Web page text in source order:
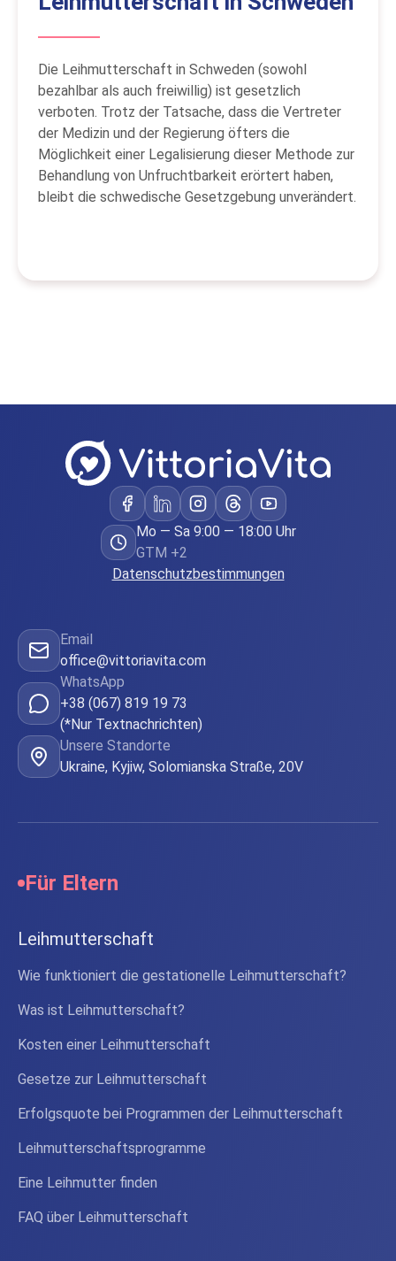
Die Leihmutterschaft in Schweden (sowohl
bezahlbar als auch freiwillig) ist gesetzlich
verboten. Trotz der Tatsache, dass die Vertreter
der Medizin und der Regierung öfters die
Möglichkeit einer Legalisierung dieser Methode zur
Behandlung von Unfruchtbarkeit erörtert haben,
bleibt die schwedische Gesetzgebung unverändert.
Mo — Sa 9:00 — 18:00 Uhr
GTM +2
Datenschutzbestimmungen
Email
office@vittoriavita.com
WhatsApp
+38 (067) 819 19 73
(*Nur Textnachrichten)
Unsere Standorte
Ukraine, Kyjiw, Solomianska Straße, 20V
Für Eltern
Leihmutterschaft
Wie funktioniert die gestationelle Leihmutterschaft?
Was ist Leihmutterschaft?
Kosten einer Leihmutterschaft
Gesetze zur Leihmutterschaft
Erfolgsquote bei Programmen der Leihmutterschaft
Leihmutterschaftsprogramme
Eine Leihmutter finden
FAQ über Leihmutterschaft